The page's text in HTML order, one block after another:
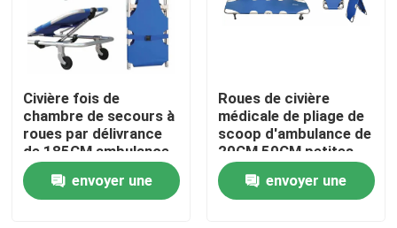
À la maison
Civière fois de
chambre de secours à
roues par délivrance
de 185CM ambulance
d'hôpital de 60 degrés
envoyer une
Roues de civière
médicale de pliage de
scoop d'ambulance de
20CM 50CM petites
pour l'hôpital
envoyer une